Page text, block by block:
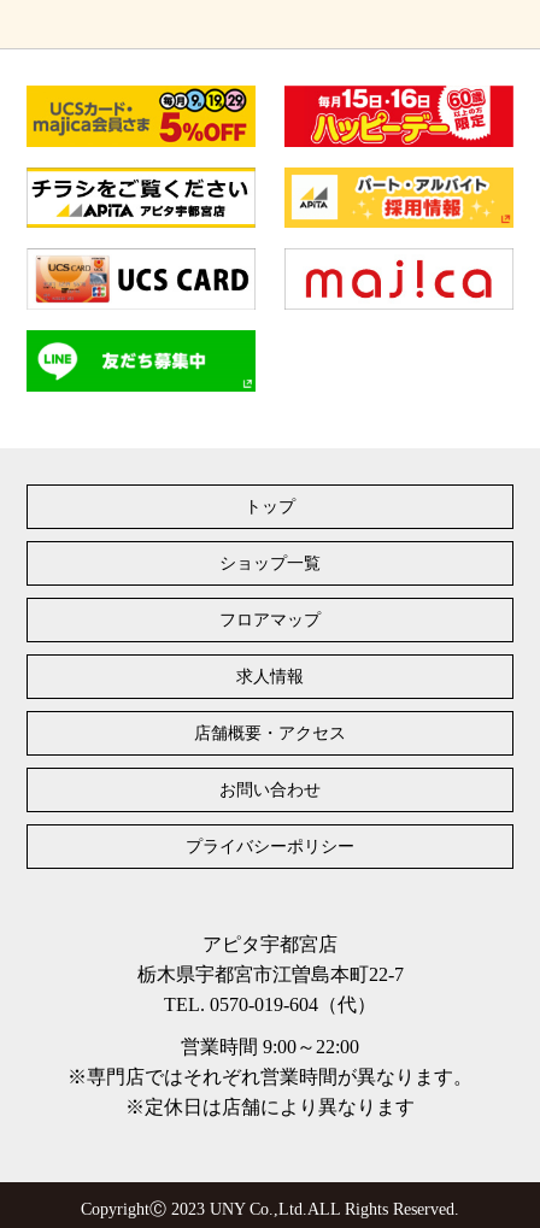
トップ
ショップ一覧
フロアマップ
求人情報
店舗概要・アクセス
お問い合わせ
プライバシーポリシー
アピタ宇都宮店
栃木県宇都宮市江曽島本町22-7
TEL. 0570-019-604（代）
営業時間 9:00～22:00
※専門店ではそれぞれ営業時間が異なります。
※定休日は店舗により異なります
CopyrightⒸ 2023 UNY Co.,Ltd.ALL Rights Reserved.